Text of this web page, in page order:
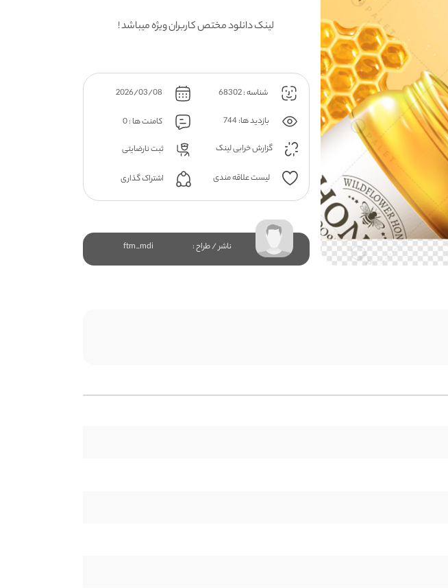
لینک دانلود مختص کاربران ویژه میباشد !
شناسه : 68302
بازدید ها: 744
کامنت ها : 0
گزارش خرابی لینک
ثبت نارضایتی
لیست علاقه مندی اشتراک گذاری
ناشر / طراح : ftm_mdi